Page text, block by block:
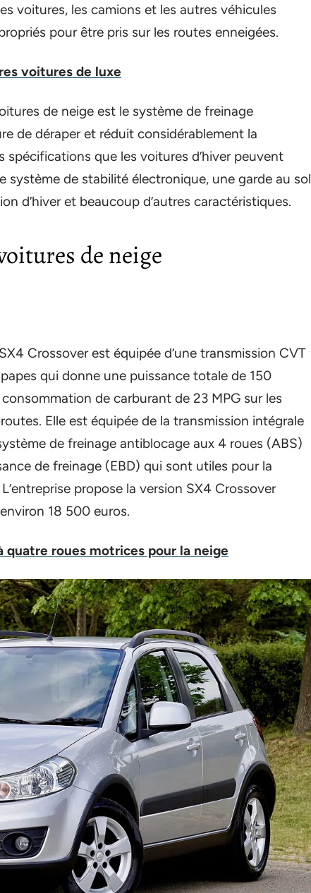
voitures, les camions et les autres véhicules
pour être pris sur les routes enneigées.
voitures de luxe
de neige est le système de freinage
de déraper et réduit considérablement la
spécifications que les voitures d’hiver peuvent
système de stabilité électronique, une garde au sol
d’hiver et beaucoup d’autres caractéristiques.
de neige
Crossover est équipée d’une transmission CVT
qui donne une puissance totale de 150
de carburant de 23 MPG sur les
Elle est équipée de la transmission intégrale
de freinage antiblocage aux 4 roues (ABS)
de freinage (EBD) qui sont utiles pour la
propose la version SX4 Crossover
18 500 euros.
quatre roues motrices pour la neige